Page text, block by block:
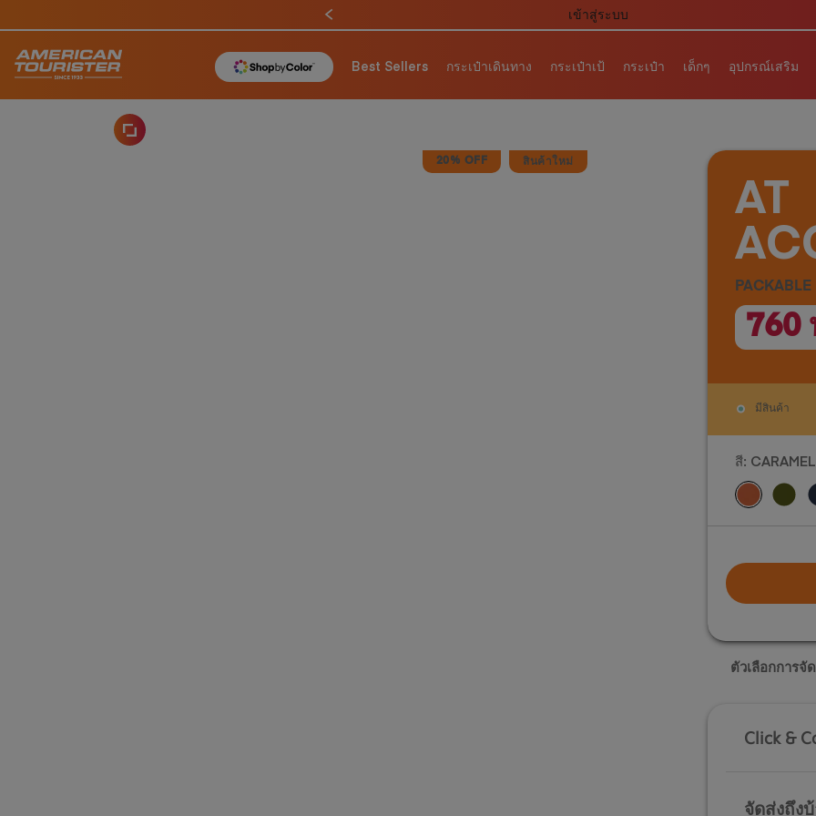
ผ่อน 0% นาน 6 เดือน เมื่อช้อปสินค้าครบ 10,000 บาท
Best Sellers กระเป๋าเดินทาง กระเป๋าเป้ กระเป๋า เด็กๆ อุปกรณ์เสริม
20% OFF สินค้าใหม่
AT
760
มีสินค้า
สี: CARAMEL
ตัวเลือกการจั
Click &
จัดส่งถึง